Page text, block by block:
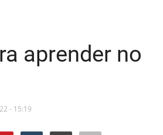
aprender no
- 15:19